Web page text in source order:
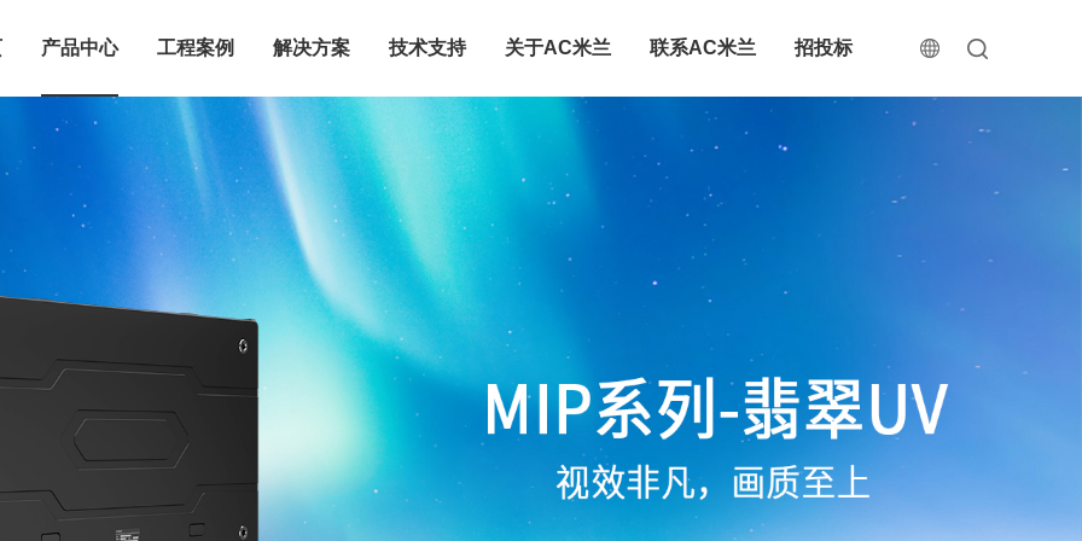
产品中心 工程案例 解决方案 技术支持 关于AC米兰 联系AC米兰 招投标